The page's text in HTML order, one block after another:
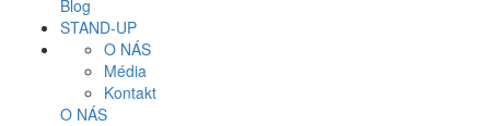
Blog
STAND-UP
O NÁS
Média
Kontakt
O NÁS